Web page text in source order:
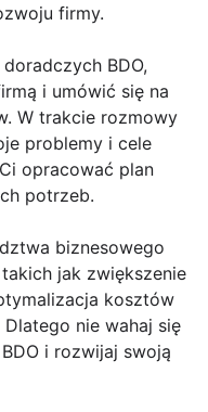
firmy.
BDO,
i umówić się na
W trakcie rozmowy
problemy i cele
opracować plan
potrzeb.
biznesowego
jak zwiększenie
kosztów
nie wahaj się
i rozwijaj swoją